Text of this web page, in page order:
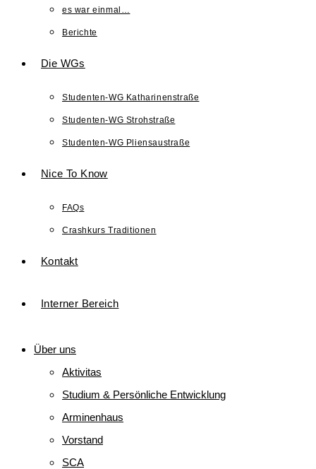
es war einmal…
Berichte
Die WGs
Studenten-WG Katharinenstraße
Studenten-WG Strohstraße
Studenten-WG Pliensaustraße
Nice To Know
FAQs
Crashkurs Traditionen
Kontakt
Interner Bereich
Über uns
Aktivitas
Studium & Persönliche Entwicklung
Arminenhaus
Vorstand
SCA